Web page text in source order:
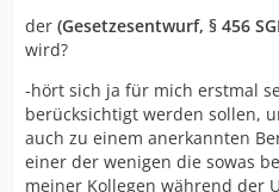
der (Gesetzesentwurf, § 456
wird?
-hört sich ja für mich erstmal
berücksichtigt werden sollen,
auch zu einem anerkannten
einer der wenigen die sowas
meiner Kollegen während der